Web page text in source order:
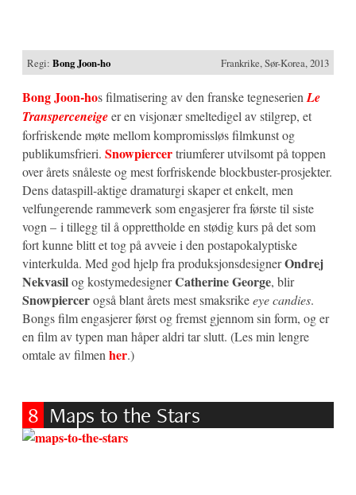
Regi:Bong Joon-ho Frankrike, Sør-Korea, 2013
Bong Joon-hos filmatisering av den franske tegneserien Le
Transperceneigeer en visjonær smeltedigel av stilgrep, et
forfriskende møte mellom kompromissløs filmkunst og
publikumsfrieri. Snowpiercertriumferer utvilsomt på toppen
over årets snåleste og mest forfriskende blockbuster-prosjekter.
Dens dataspill-aktige dramaturgi skaper et enkelt, men
velfungerende rammeverk som engasjerer fra første til siste
vogn – i tillegg til å opprettholde en stødig kurs på det som
fort kunne blitt et tog på avveie i den postapokalyptiske
vinterkulda. Med god hjelp fra produksjonsdesignerOndrej
Nekvasilog kostymedesignerCatherine George, blir
Snowpiercerogså blant årets mest smaksrikeeye candies.
Bongs film engasjerer først og fremst gjennom sin form, og er
en film av typen man håper aldri tar slutt. (Les min lengre
omtale av filmen her.)
8 Maps to the Stars